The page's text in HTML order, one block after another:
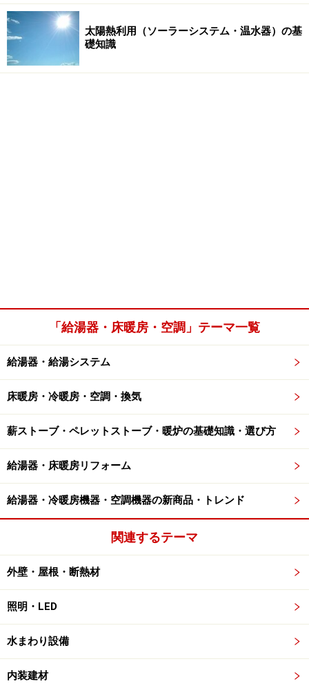
太陽熱利用（ソーラーシステム・温水器）の基
礎知識
「給湯器・床暖房・空調」テーマ一覧
給湯器・給湯システム
床暖房・冷暖房・空調・換気
薪ストーブ・ペレットストーブ・暖炉の基礎知識・選び方
給湯器・床暖房リフォーム
給湯器・冷暖房機器・空調機器の新商品・トレンド
関連するテーマ
外壁・屋根・断熱材
照明・LED
水まわり設備
内装建材